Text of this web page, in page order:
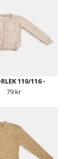
110/116 -
79 kr